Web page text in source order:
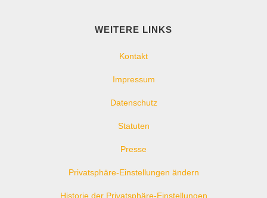
WEITERE LINKS
Kontakt
Impressum
Datenschutz
Statuten
Presse
Privatsphäre-Einstellungen ändern
Historie der Privatsphäre-Einstellungen